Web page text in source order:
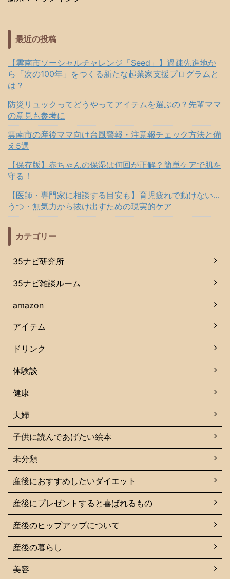
最近の投稿
【雲南市ソーシャルチャレンジ「Seed」】過疎先進地か
ら「次の100年」をつくる新たな起業家支援プログラムと
は？
防災リュックってどうやってアイテムを選ぶの？先輩ママ
の意見も参考に
雲南市の産後ママ向け台風警報・注意報チェック方法と備
え5選
【保存版】赤ちゃんの保湿は何回が正解？簡単ケアで肌を
守る！
【医師・専門家に相談する目安も】育児疲れで動けない…
うつ・無気力から抜け出すための現実的ケア
カテゴリー
35ナビ研究所
35ナビ雑談ルーム
amazon
アイテム
ドリンク
体験談
健康
夫婦
子供に読んであげたい絵本
未分類
産後におすすめしたいダイエット
産後にプレゼントすると喜ばれるもの
産後のヒップアップについて
産後の暮らし
美容